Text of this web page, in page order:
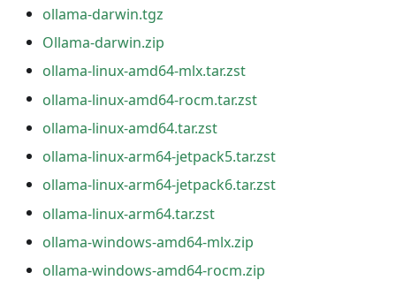
ollama-darwin.tgz
Ollama-darwin.zip
ollama-linux-amd64-mlx.tar.zst
ollama-linux-amd64-rocm.tar.zst
ollama-linux-amd64.tar.zst
ollama-linux-arm64-jetpack5.tar.zst
ollama-linux-arm64-jetpack6.tar.zst
ollama-linux-arm64.tar.zst
ollama-windows-amd64-mlx.zip
ollama-windows-amd64-rocm.zip